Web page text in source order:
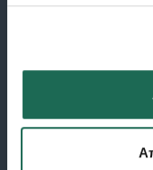
κλήση στην φροντίδα